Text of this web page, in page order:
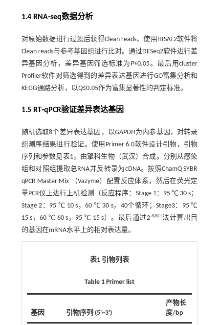
1.4 RNA⁃seq数据分析
对原始数据进行过滤后获得Clean reads，使用HISAT2软件将
Clean reads与参考基因组进行比对。通过DESeq2软件进行差
异基因分析，差异基因筛选标准为P≤0.05。最后用cluster
Profiler软件对筛选得到的差异表达基因进行GO富集分析和
KEGG通路分析，以Q≤0.05作为富集显著性的判定标准。
1.5 RT⁃qPCR验证差异表达基因
随机选取8个差异表达基因，以GAPDH为内参基因，对转录
组测序结果进行验证。使用Primer 6.0软件设计引物，引物
序列和参数见表1，由擎科生物（武汉）合成。分别从感染
组和对照组提取总RNA并反转录为cDNA。按照ChamQ SYBR
qPCR Master Mix （Vazyme）配置反应体系，然后在荧光定
量PCR仪上进行上机检测（反应程序：Stage 1：95 ℃ 30 s；
Stage 2：95 ℃ 10 s，60 ℃ 30 s，40个循环；Stage3：95 ℃
15 s，60 ℃ 60 s，95 ℃ 15 s）。最后通过2⁃ΔΔCt法计算出目
的基因在mRNA水平上的相对表达量。
表1 引物列表
Table 1 Primer list
基因 引物序列 (5'~3')
产物长
度/bp